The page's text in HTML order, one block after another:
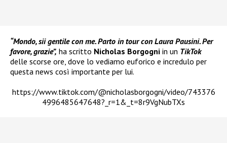
“Mondo, sii gentile con me. Parto in tour con Laura Pausini. Per
favore, grazie”, ha scritto Nicholas Borgogni in un TikTok
delle scorse ore, dove lo vediamo euforico e incredulo per
questa news così importante per lui.
https://www.tiktok.com/@nicholasborgogni/video/743376
4996485647648?_r=1&_t=8r9VgNubTXs